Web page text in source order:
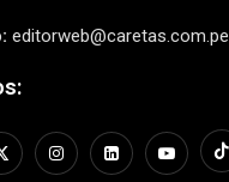
editorweb@caretas.com.pe